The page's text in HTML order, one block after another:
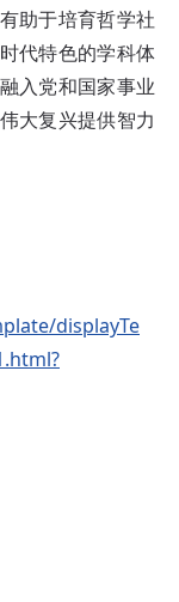
助于培育哲学社
代特色的学科体
入党和国家事业
大复兴提供智力
displayTe